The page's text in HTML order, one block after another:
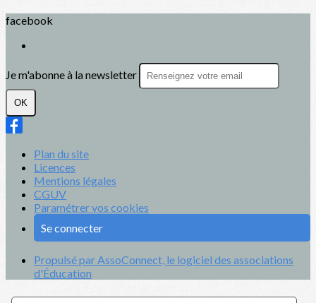
facebook
Je m'abonne à la newsletter
OK
Plan du site
Licences
Mentions légales
CGUV
Paramétrer vos cookies
Se connecter
Propulsé par AssoConnect, le logiciel des associations
d'Éducation